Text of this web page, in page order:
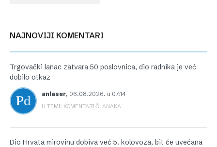
NAJNOVIJI KOMENTARI
Trgovački lanac zatvara 50 poslovnica, dio radnika je već
dobilo otkaz
anlaser, 06.08.2026. u 07:14
U TEMI: KOMENTARI ČLANAKA
Dio Hrvata mirovinu dobiva već 5. kolovoza, bit će uvećana